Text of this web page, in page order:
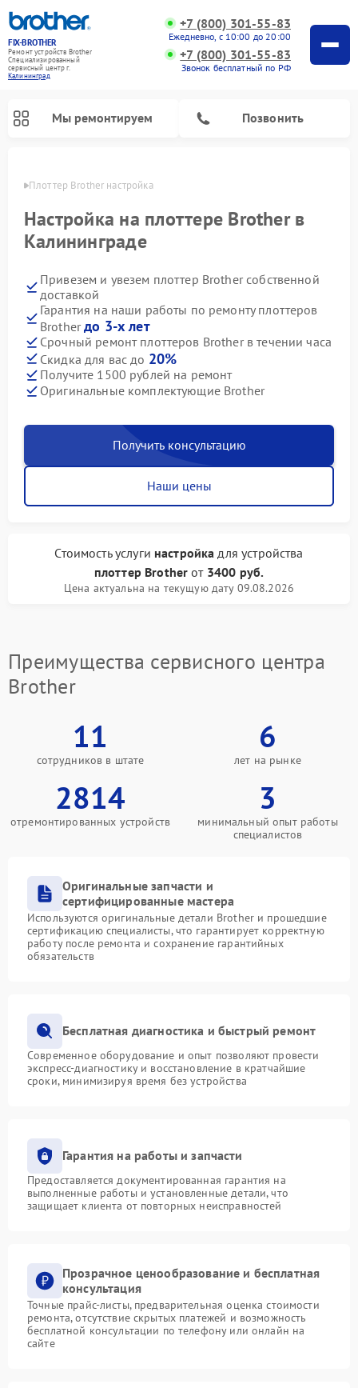
FIX-BROTHER
Ремонт устройств Brother
Специализированный
cервисный центр г.
Калининград
+7 (800) 301-55-83
Ежедневно, с 10:00 до 20:00
+7 (800) 301-55-83
Звонок бесплатный по РФ
Мы ремонтируем Позвонить
Плоттер Brother настройка
Настройка на плоттере Brother в
Калининграде
Привезем и увезем плоттер Brother собственной
доставкой
Гарантия на наши работы по ремонту плоттеров
Brotherдо 3-х лет
Срочный ремонт плоттеров Brother в течении часа
Скидка для вас до 20%
Получите 1500 рублей на ремонт
Оригинальные комплектующие Brother
Получить консультацию
Наши цены
Стоимость услуги настройка для устройства
плоттер Brother от 3400 руб.
Цена актуальна на текущую дату 09.08.2026
Преимущества сервисного центра
Brother
11
сотрудников в штате
6
лет на рынке
2814
отремонтированных устройств
3
минимальный опыт работы
специалистов
Оригинальные запчасти и
сертифицированные мастера
Используются оригинальные детали Brother и прошедшие
сертификацию специалисты, что гарантирует корректную
работу после ремонта и сохранение гарантийных
обязательств
Бесплатная диагностика и быстрый ремонт
Современное оборудование и опыт позволяют провести
экспресс-диагностику и восстановление в кратчайшие
сроки, минимизируя время без устройства
Гарантия на работы и запчасти
Предоставляется документированная гарантия на
выполненные работы и установленные детали, что
защищает клиента от повторных неисправностей
Прозрачное ценообразование и бесплатная
консультация
Точные прайс-листы, предварительная оценка стоимости
ремонта, отсутствие скрытых платежей и возможность
бесплатной консультации по телефону или онлайн на
сайте